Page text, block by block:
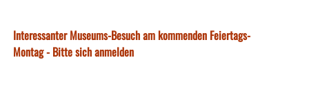
Interessanter Museums-Besuch am kommenden Feiertags-
Montag - Bitte sich anmelden